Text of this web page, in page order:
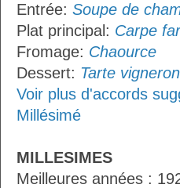
Entrée: Soupe de
Plat principal: Carpe
Fromage: Chaource
Dessert: Tarte
Voir plus d'accords
Millésimé
MILLESIMES
Meilleures années :